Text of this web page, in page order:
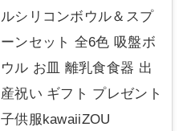
ルシリコンボウル＆スプ
ーンセット 全6色 吸盤ボ
ウル お皿 離乳食食器 出
産祝い ギフト プレゼント
子供服kawaiiZOU